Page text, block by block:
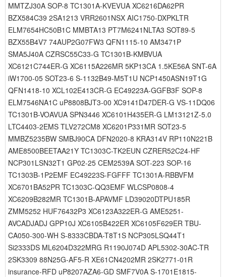
MMTZJ30A SOP-8 TC1301A-KVEVUA XC6216DA62PR
BZX584C39 2SA1213 VRR2601NSX AIC1750-DXPKLTR
ELM7654HC50B1C MMBTA13 PT7M6241NLTA3 SOT89-5
BZX55B4V7 74AUP2G07FW3 QFN1115-10 AM3471P
SMA5J40A CZRSC55C33-G TC1301B-KMBVUA
XC6121C744ER-G XC6115A226MR 5KP13CA 1.5KE56A SNT-6A
iW1700-05 SOT23-6 S-1132B49-M5T1U NCP1450ASN19T1G
QFN1418-10 XCL102E413CR-G EC49223A-GGFB3F SOP-8
ELM7546NA1C uP8808BJT3-00 XC9141D47DER-G VS-11DQ06
TC1301B-VOAVUA SPN3446 XC6101H435ER-G LM13121Z-5.0
LTC4403-2EMS TLV272CM8 XC6201P331MR SOT23-5
MMBZ5235BW SMBJ90CA DFN2020-8 KRA314V RP110N221B
AME8500BEETAA21Y TC1303C-TK2EUN CZRER52C24-HF
NCP301LSN32T1 GP02-25 CEM2539A SOT-223 SOP-16
TC1303B-1P2EMF EC49223S-FGFFF TC1301A-RBBVFM
XC6701BA52PR TC1303C-QQ3EMF WLCSP0808-4
XC6209B282MR TC1301B-APAVMF LD39020DTPU185R
ZMM5252 HUF76432P3 XC6123A322ER-G AME5251-
AVCADJADJ GPP10J XC6105B422ER XC6105F629ER TBU-
CA050-300-WH S-8333CBDA-T8T1S NCP305LSQ44T1
Si2333DS ML6204D322MRG R1190J074D APL5302-30AC-TR
2SK3309 88N25G-AF5-R XE61CN4202MR 2SK2771-01R
insurance-RFD uP8207AZA6-GD SMF7V0A S-1701E1815-